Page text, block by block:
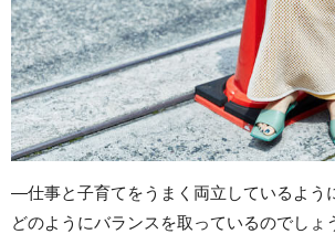
―仕事と子育てをうまく両立しているよう
どのようにバランスを取っているのでしょ